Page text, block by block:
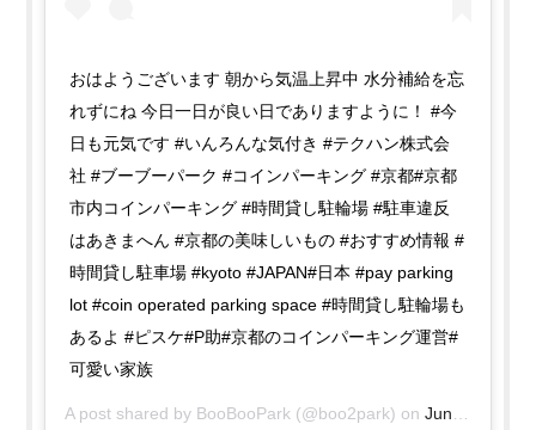
おはようございます 朝から気温上昇中 水分補給を忘
れずにね 今日一日が良い日でありますように！ #今
日も元気です #いんろんな気付き #テクハン株式会
社 #ブーブーパーク #コインパーキング #京都#京都
市内コインパーキング #時間貸し駐輪場 #駐車違反
はあきまへん #京都の美味しいもの #おすすめ情報 #
時間貸し駐車場 #kyoto #JAPAN#日本 #pay parking
lot #coin operated parking space #時間貸し駐輪場も
あるよ #ピスケ#P助#京都のコインパーキング運営#
可愛い家族
A post shared by BooBooPark (@boo2park) onJun 22, 2020 at 4:01pm PDT